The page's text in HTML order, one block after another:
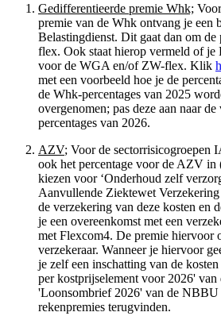
Gedifferentieerde premie Whk;
premie van de Whk ontvang je een
Belastingdienst. Dit gaat dan om
flex. Ook staat hierop vermeld of je
voor de WGA en/of ZW-flex. Klik
met een voorbeeld hoe je de
de Whk-percentages van 2025
overgenomen; pas deze aan naar
percentages van 2026.
AZV; Voor de
ook het percentage voor de AZV in
kiezen voor ‘Onderhoud zelf
Aanvullende Ziektewet
de verzekering van deze kosten en
je een overeenkomst met een
met Flexcom4. De premie hiervoor
verzekeraar. Wanneer je hiervoor
je zelf een inschatting van de
per kostprijselement voor 2026'
'Loonsombrief 2026' van de NBBU
rekenpremies terugvinden.